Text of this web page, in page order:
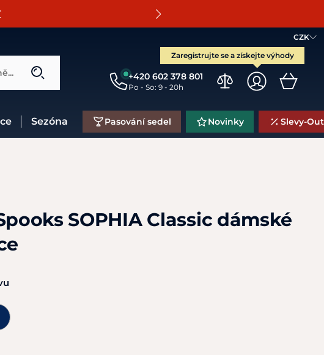
CZK
Zaregistrujte se a získejte výhody
+420 602 378 801
Po - So: 9 - 20h
Sezóna Pasování sedel Novinky Slevy-
SOPHIA Classic dámské